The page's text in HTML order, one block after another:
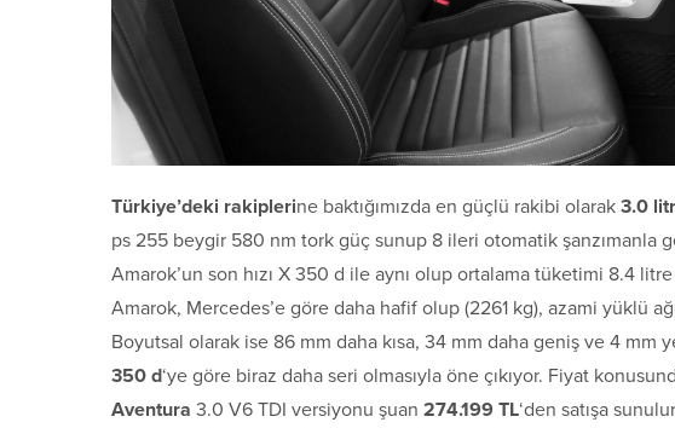
Türkiye’deki rakiplerine baktığımızda en güçlü rakibi olarak 3.0
ps 255 beygir 580 nm tork güç sunup 8 ileri otomatik şanzımanla
Amarok’un son hızı X 350 d ile aynı olup ortalama tüketimi 8.4
Amarok, Mercedes’e göre daha hafif olup (2261 kg), azami yüklü
Boyutsal olarak ise 86 mm daha kısa, 34 mm daha geniş ve 4 mm
350 d‘ye göre biraz daha seri olmasıyla öne çıkıyor. Fiyat
Aventura 3.0 V6 TDI versiyonu şuan 274.199 TL‘den satışa